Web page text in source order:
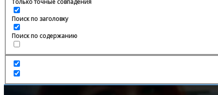
Только точные совпадения
Поиск по заголовку
Поиск по содержанию